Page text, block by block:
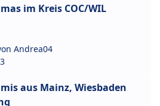
im Kreis COC/WIL
Andrea04
aus Mainz, Wiesbaden